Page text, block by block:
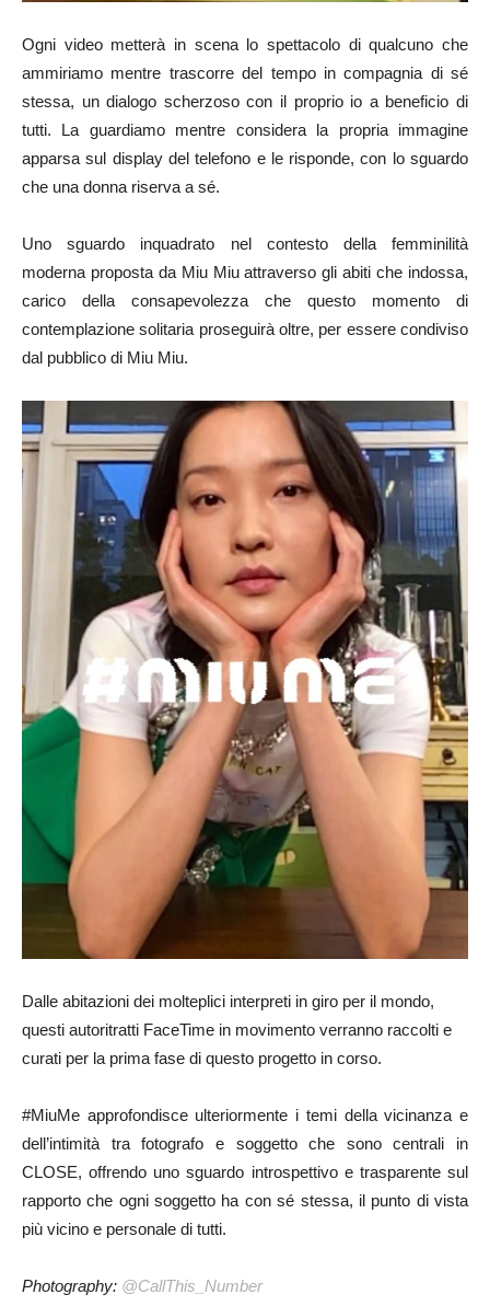
Ogni video metterà in scena lo spettacolo di qualcuno che
ammiriamo mentre trascorre del tempo in compagnia di sé
stessa, un dialogo scherzoso con il proprio io a beneficio di
tutti. La guardiamo mentre considera la propria immagine
apparsa sul display del telefono e le risponde, con lo sguardo
che una donna riserva a sé.
Uno sguardo inquadrato nel contesto della femminilità
moderna proposta da Miu Miu attraverso gli abiti che indossa,
carico della consapevolezza che questo momento di
contemplazione solitaria proseguirà oltre, per essere condiviso
dal pubblico di Miu Miu.
Dalle abitazioni dei molteplici interpreti in giro per il mondo,
questi autoritratti FaceTime in movimento verranno raccolti e
curati per la prima fase di questo progetto in corso.
#MiuMe approfondisce ulteriormente i temi della vicinanza e
dell’intimità tra fotografo e soggetto che sono centrali in
CLOSE, offrendo uno sguardo introspettivo e trasparente sul
rapporto che ogni soggetto ha con sé stessa, il punto di vista
più vicino e personale di tutti.
Photography: @CallThis_Number